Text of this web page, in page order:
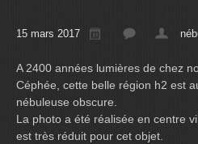
15 mars 2017
A 2400 années lumières de chez
Céphée, cette belle région h2 est
nébuleuse obscure.
La photo a été réalisée en centre
est très réduit pour cet objet.